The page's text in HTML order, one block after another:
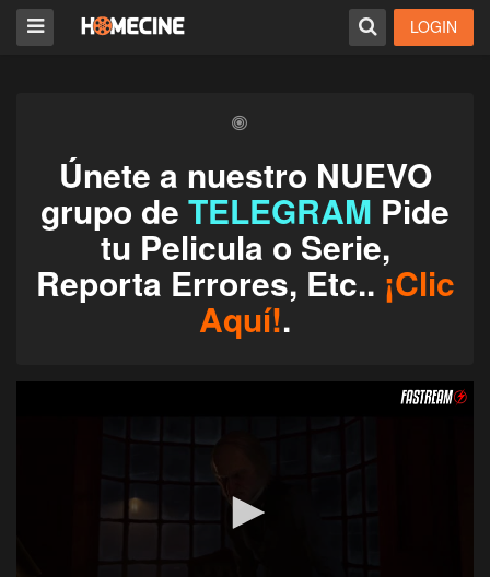
LOGIN
Únete a nuestro NUEVO
grupo de TELEGRAM Pide
tu Pelicula o Serie,
Reporta Errores, Etc.. ¡Clic
Aquí!.